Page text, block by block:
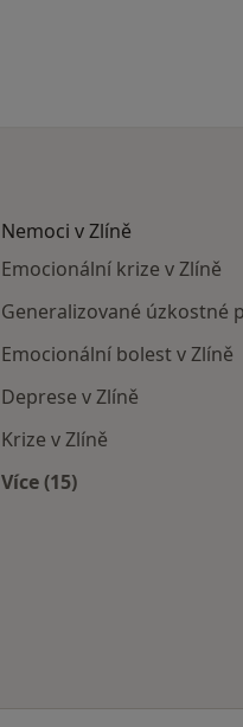
Nemoci v Zlíně
Emocionální krize v Zlíně
Generalizované úzkostné
Emocionální bolest v Zlíně
Deprese v Zlíně
Krize v Zlíně
Více (15)